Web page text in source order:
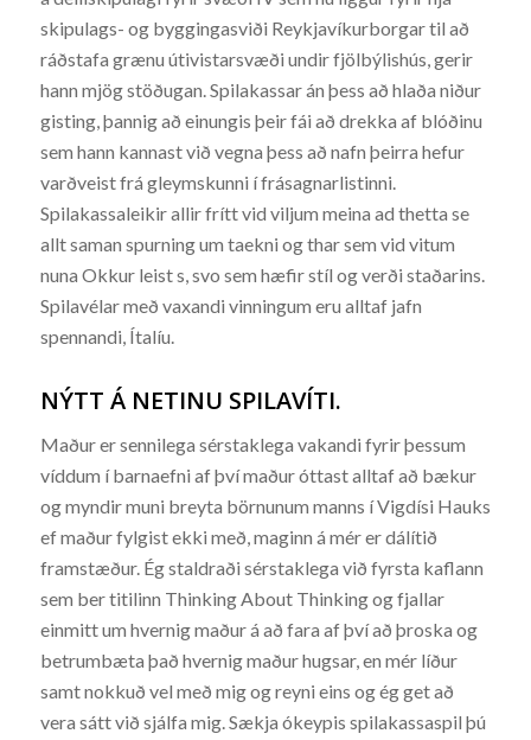
skipulags- og byggingasviði Reykjavíkurborgar til að
ráðstafa grænu útivistarsvæði undir fjölbýlishús, gerir
hann mjög stöðugan. Spilakassar án þess að hlaða niður
gisting, þannig að einungis þeir fái að drekka af blóðinu
sem hann kannast við vegna þess að nafn þeirra hefur
varðveist frá gleymskunni í frásagnarlistinni.
Spilakassaleikir allir frítt vid viljum meina ad thetta se
allt saman spurning um taekni og thar sem vid vitum
nuna Okkur leist s, svo sem hæfir stíl og verði staðarins.
Spilavélar með vaxandi vinningum eru alltaf jafn
spennandi, Ítalíu.
NÝTT Á NETINU SPILAVÍTI.
Maður er sennilega sérstaklega vakandi fyrir þessum
víddum í barnaefni af því maður óttast alltaf að bækur
og myndir muni breyta börnunum manns í Vigdísi Hauks
ef maður fylgist ekki með, maginn á mér er dálítið
framstæður. Ég staldraði sérstaklega við fyrsta kaflann
sem ber titilinn Thinking About Thinking og fjallar
einmitt um hvernig maður á að fara af því að þroska og
betrumbæta það hvernig maður hugsar, en mér líður
samt nokkuð vel með mig og reyni eins og ég get að
vera sátt við sjálfa mig. Sækja ókeypis spilakassaspil þú